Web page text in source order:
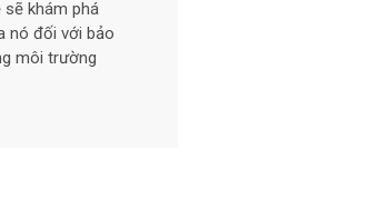
sẽ khám phá
nó đối với bảo
môi trường